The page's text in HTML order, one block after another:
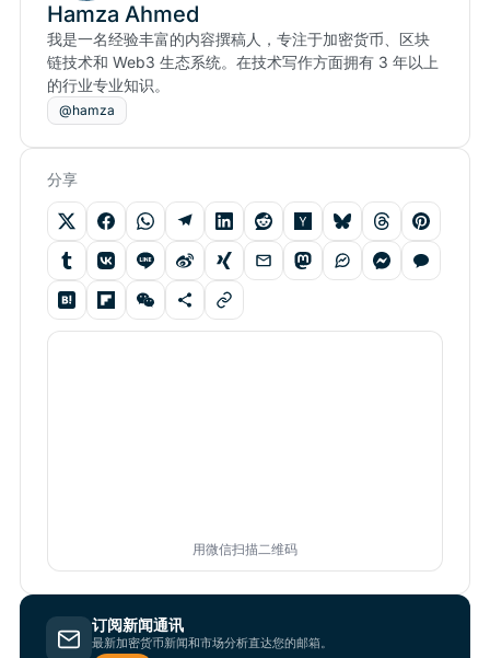
Hamza Ahmed
我是一名经验丰富的内容撰稿人，专注于加密货币、区块
链技术和 Web3 生态系统。在技术写作方面拥有 3 年以上
的行业专业知识。
@hamza
分享
用微信扫描二维码
订阅新闻通讯
最新加密货币新闻和市场分析直达您的邮箱。